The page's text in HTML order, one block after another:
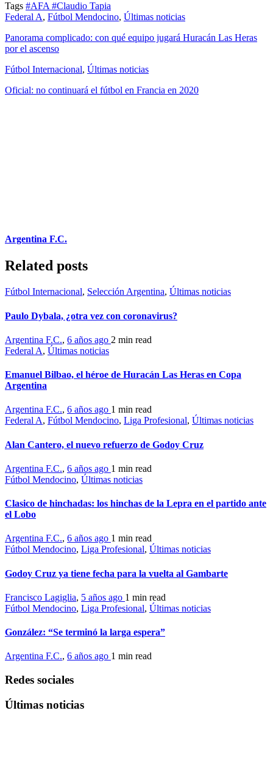
Tags #AFA #Claudio Tapia
Federal A, Fútbol Mendocino, Últimas noticias
Panorama complicado: con qué equipo jugará Huracán Las Heras
por el ascenso
Fútbol Internacional, Últimas noticias
Oficial: no continuará el fútbol en Francia en 2020
Argentina F.C.
Related posts
Fútbol Internacional, Selección Argentina, Últimas noticias
Paulo Dybala, ¿otra vez con coronavirus?
Argentina F.C., 6 años ago 2 min read
Federal A, Últimas noticias
Emanuel Bilbao, el héroe de Huracán Las Heras en Copa
Argentina
Argentina F.C., 6 años ago 1 min read
Federal A, Fútbol Mendocino, Liga Profesional, Últimas noticias
Alan Cantero, el nuevo refuerzo de Godoy Cruz
Argentina F.C., 6 años ago 1 min read
Fútbol Mendocino, Últimas noticias
Clasico de hinchadas: los hinchas de la Lepra en el partido ante
el Lobo
Argentina F.C., 6 años ago 1 min read
Fútbol Mendocino, Liga Profesional, Últimas noticias
Godoy Cruz ya tiene fecha para la vuelta al Gambarte
Francisco Lagiglia, 5 años ago 1 min read
Fútbol Mendocino, Liga Profesional, Últimas noticias
González: “Se terminó la larga espera”
Argentina F.C., 6 años ago 1 min read
Redes sociales
Últimas noticias